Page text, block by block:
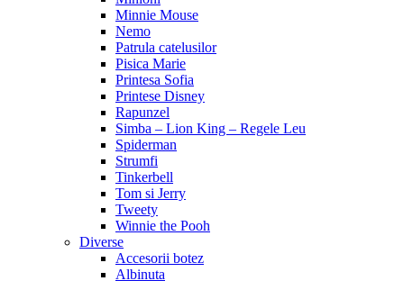
Minnie Mouse
Nemo
Patrula catelusilor
Pisica Marie
Printesa Sofia
Printese Disney
Rapunzel
Simba – Lion King – Regele Leu
Spiderman
Strumfi
Tinkerbell
Tom si Jerry
Tweety
Winnie the Pooh
Diverse
Accesorii botez
Albinuta